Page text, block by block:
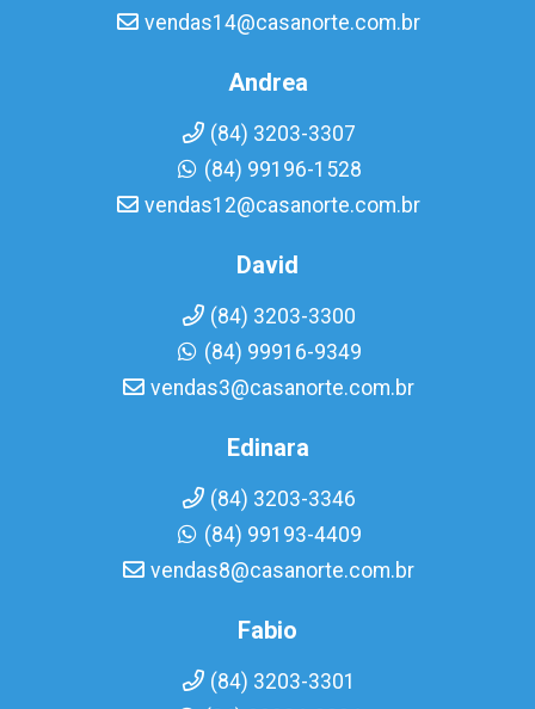
vendas14@casanorte.com.br
Andrea
(84) 3203-3307
(84) 99196-1528
vendas12@casanorte.com.br
David
(84) 3203-3300
(84) 99916-9349
vendas3@casanorte.com.br
Edinara
(84) 3203-3346
(84) 99193-4409
vendas8@casanorte.com.br
Fabio
(84) 3203-3301